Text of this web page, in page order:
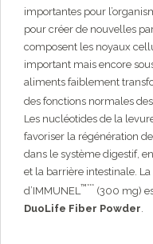
importantes pour
pour créer de nouvelles
composent les noyaux
important mais encore
aliments faiblement
des fonctions normales
Les nucléotides de la
favoriser la régénération
dans le système digestif,
et la barrière intestinale.
d’IMMUNEL™*** (300 mg)
DuoLife Fiber Powder.